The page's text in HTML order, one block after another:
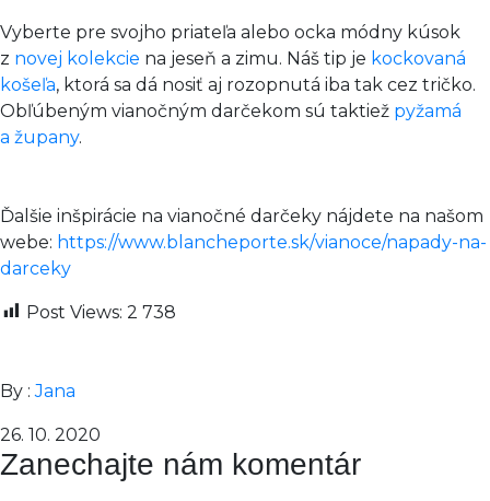
Vyberte pre svojho priateľa alebo ocka módny kúsok
z novej kolekcie na jeseň a zimu. Náš tip je kockovaná
košeľa, ktorá sa dá nosiť aj rozopnutá iba tak cez tričko.
Obľúbeným vianočným darčekom sú taktiež pyžamá
a župany.
Ďalšie inšpirácie na vianočné darčeky nájdete na našom
webe: https://www.blancheporte.sk/vianoce/napady-na-
darceky
Post Views: 2 738
By :Jana
26. 10. 2020
Zanechajte nám komentár